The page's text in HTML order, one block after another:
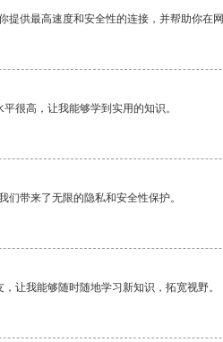
提供最高速度和安全性的连接，并帮助你在网
很高，让我能够学到实用的知识。
们带来了无限的隐私和安全性保护。
让我能够随时随地学习新知识，拓宽视野。